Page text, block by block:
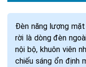
Đèn năng lượng
rời là dòng đèn
nội bộ, khuôn viên
chiếu sáng ổn định